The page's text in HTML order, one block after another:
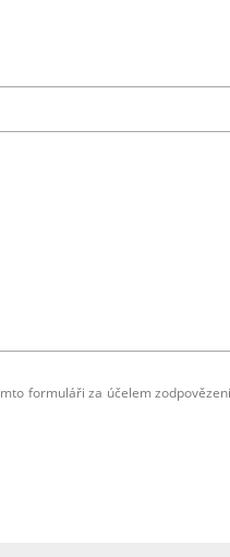
formuláři za účelem